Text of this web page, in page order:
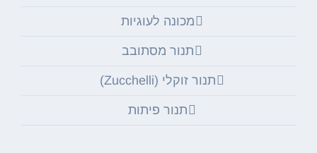
מכונה לעוגיות
תנור מסתובב
תנור זוקלי (Zucchelli)
תנור פיתות